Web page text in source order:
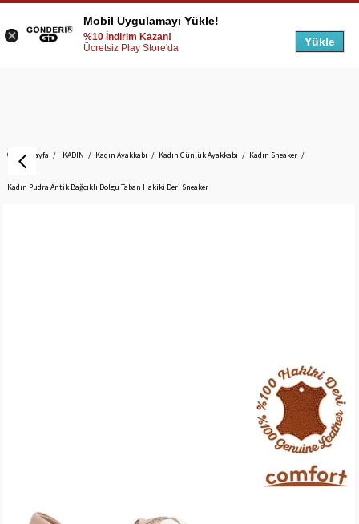
Anasayfa KADIN Kadın Ayakkabı Kadın Günlük Ayakkabı Kadın Sneaker
Kadın Pudra Antik Bağcıklı Dolgu Taban Hakiki Deri Sneaker
Mobil Uygulamayı Yükle!
%10 İndirim Kazan!
Ücretsiz Play Store'da
Yükle